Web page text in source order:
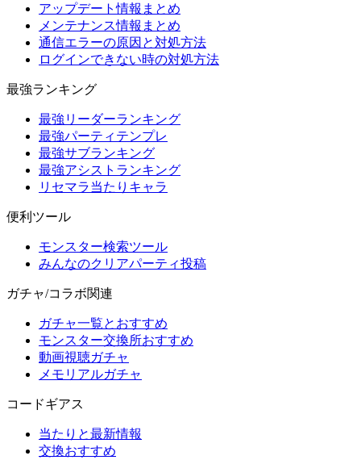
アップデート情報まとめ
メンテナンス情報まとめ
通信エラーの原因と対処方法
ログインできない時の対処方法
最強ランキング
最強リーダーランキング
最強パーティテンプレ
最強サブランキング
最強アシストランキング
リセマラ当たりキャラ
便利ツール
モンスター検索ツール
みんなのクリアパーティ投稿
ガチャ/コラボ関連
ガチャ一覧とおすすめ
モンスター交換所おすすめ
動画視聴ガチャ
メモリアルガチャ
コードギアス
当たりと最新情報
交換おすすめ